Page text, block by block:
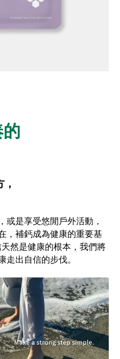
或是享受悠閒戶外活動，
，補鈣成為健康的重要基
然是健康的根本，我們將
出自信的步伐。